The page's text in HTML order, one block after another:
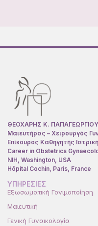
ΘΕΟΧΑΡΗΣ Κ. ΠΑΠΑΓΕΩΡΓΙΟΥ
Μαιευτήρας – Χειρουργός
Επίκουρος Καθηγητής
Career in Obstetrics
NIH, Washington, USA
Hôpital Cochin, Paris, France
ΥΠΗΡΕΣΙΕΣ
Εξωσωματική Γονιμοποίηση
Μαιευτική
Γενική Γυναικολογία